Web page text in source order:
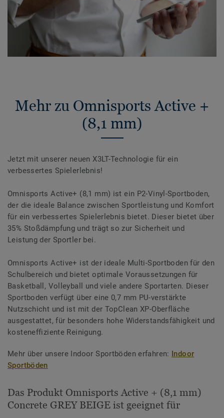
Mehr zu Omnisports Active +
(8,1 mm)
Jetzt mit unserer neuen X3LT-Technologie für ein
verbessertes Spielerlebnis!
Omnisports Active+ (8,1 mm) ist ein P2-Vinyl-Sportboden,
der die ideale Balance zwischen Sportleistung und Komfort
für ein verbessertes Spielerlebnis bietet. Dieser bietet über
35% Stoßdämpfung und trägt so zur Sicherheit und
Leistung der Sportler bei.
Omnisports Active+ ist der ideale Multi-Sportboden für den
Schulbereich und bietet optimale Voraussetzungen für
Basketball, Volleyball und viele andere Sportarten. Dieser
Sportboden verfügt über eine 0,7 mm PU-verstärkte
Nutzschicht und ist mit der TopClean XP-Oberfläche
ausgestattet, für besonders hohe Widerstandsfähigkeit und
kosteneffiziente Reinigung.
Mehr über unsere Indoor Sportböden erfahren: Indoor
Sportböden
Das Produkt Omnisports Active + (8,1 mm)
Concrete GREY BEIGE ist geeignet für